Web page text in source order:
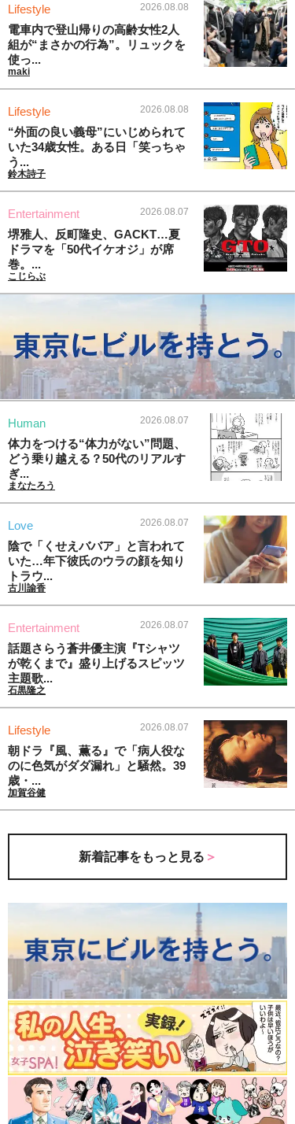
Lifestyle 2026.08.08
電車内で登山帰りの高齢女性2人
組が“まさかの行為”。リュックを
使っ...
maki
Lifestyle 2026.08.08
“外面の良い義母”にいじめられて
いた34歳女性。ある日「笑っちゃ
う...
鈴木詩子
Entertainment 2026.08.07
堺雅人、反町隆史、GACKT…夏
ドラマを「50代イケオジ」が席
巻。...
こじらぶ
Human 2026.08.07
体力をつける“体力がない”問題、
どう乗り越える？50代のリアルす
ぎ...
まなたろう
Love 2026.08.07
陰で「くせえババア」と言われて
いた…年下彼氏のウラの顔を知り
トラウ...
古川諭香
Entertainment 2026.08.07
話題さらう蒼井優主演『Tシャツ
が乾くまで』盛り上げるスピッツ
主題歌...
石黒隆之
Lifestyle 2026.08.07
朝ドラ『風、薫る』で「病人役な
のに色気がダダ漏れ」と騒然。39
歳・...
加賀谷健
新着記事をもっと見る